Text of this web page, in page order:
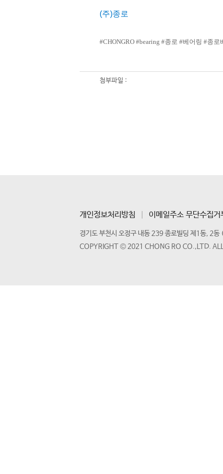
(주)종로
#CHONGRO #bearing #종로 #베어링 #종
첨부파일 :
개인정보처리방침 이메일주소 무단수집거
경기도 부천시 오정구 내동 239 종로빌딩 제1동, 2
COPYRIGHT © 2021 CHONG RO CO.,LTD.